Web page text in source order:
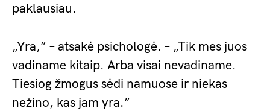
paklausiau.
„Yra,” – atsakė psichologė. – „Tik mes juos
vadiname kitaip. Arba visai nevadiname.
Tiesiog žmogus sėdi namuose ir niekas
nežino, kas jam yra.”